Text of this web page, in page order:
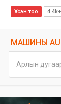
Үзсэн тоо 4.4k+
МАШИНЫ
Арлын